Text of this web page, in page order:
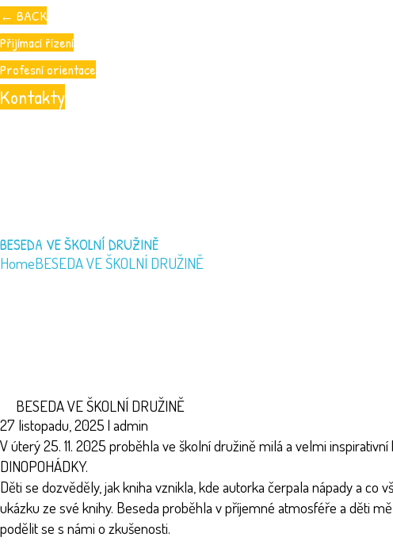
← BACK
Přijímací řízení
Profesní orientace
Kontakty
BESEDA VE ŠKOLNÍ DRUŽINĚ
HomeBESEDA VE ŠKOLNÍ DRUŽINĚ
BESEDA VE ŠKOLNÍ DRUŽINĚ
27 listopadu, 2025 | admin
V úterý 25. 11. 2025 proběhla ve školní družině milá a velmi
DINOPOHÁDKY.
Děti se dozvěděly, jak kniha vznikla, kde autorka čerpala nápady a
ukázku ze své knihy. Beseda proběhla v příjemné atmosféře a děti
podělit se s námi o zkušenosti.